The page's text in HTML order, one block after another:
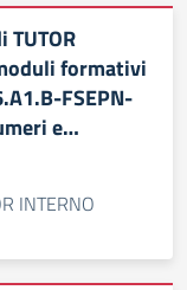
formativi
FSEPN-
e…
INTERNO